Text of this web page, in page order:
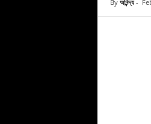
By অনিন্দ্য-